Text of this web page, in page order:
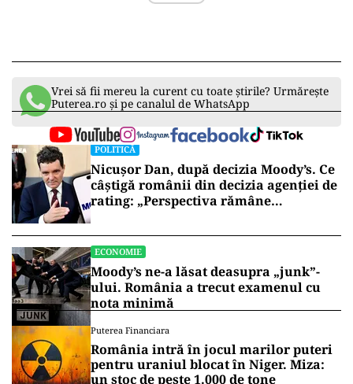
Vrei să fii mereu la curent cu toate știrile? Urmărește
Puterea.ro și pe canalul de WhatsApp
POLITICĂ
Nicușor Dan, după decizia Moody’s. Ce
câștigă românii din decizia agenției de
rating: „Perspectiva rămâne
ECONOMIE
Moody’s ne-a lăsat deasupra „junk”-
ului. România a trecut examenul cu
nota minimă
Puterea Financiara
România intră în jocul marilor puteri
pentru uraniul blocat în Niger. Miza:
un stoc de peste 1.000 de tone